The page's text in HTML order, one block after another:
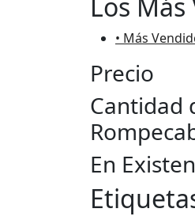
Los
• Más
Precio
Cantidad
En